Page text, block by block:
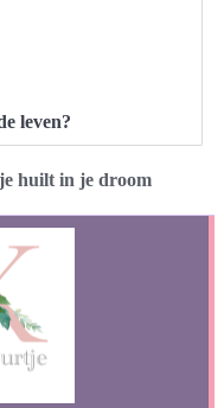
leven?
huilt in je droom